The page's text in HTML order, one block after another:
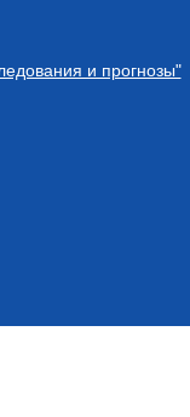
и прогнозы"